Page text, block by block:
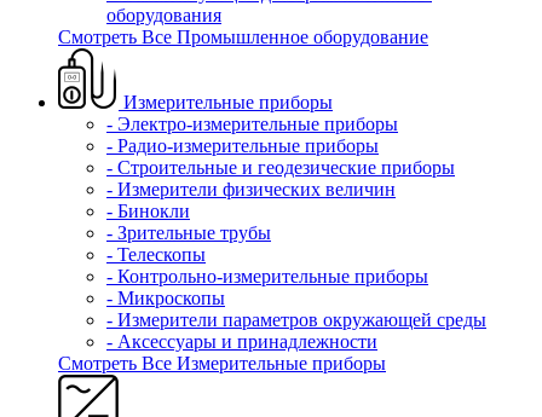
оборудования
Смотреть Все Промышленное оборудование
Измерительные приборы
- Электро-измерительные приборы
- Радио-измерительные приборы
- Строительные и геодезические приборы
- Измерители физических величин
- Бинокли
- Зрительные трубы
- Телескопы
- Контрольно-измерительные приборы
- Микроскопы
- Измерители параметров окружающей среды
- Аксессуары и принадлежности
Смотреть Все Измерительные приборы